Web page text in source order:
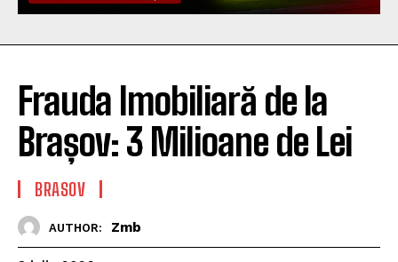
Frauda Imobiliară de la
Brașov: 3 Milioane de Lei
BRASOV
AUTHOR: Zmb